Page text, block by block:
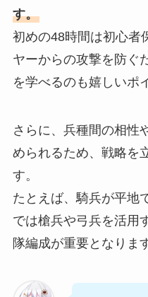
す。
初めの48時間は初心者
ヤーからの攻撃を防ぐ
を学べるのも嬉しいポ
さらに、兵種間の相性
められるため、戦略を
す。
たとえば、騎兵が平地
では槍兵や弓兵を活用
隊編成が重要となりま